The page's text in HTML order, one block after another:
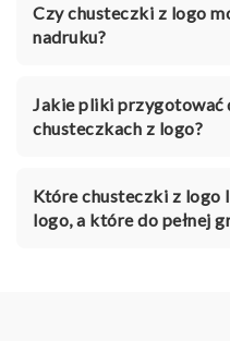
Czy chusteczki z logo
nadruku?
Jakie pliki przygotować
chusteczkach z logo?
Które chusteczki z logo
logo, a które do pełnej